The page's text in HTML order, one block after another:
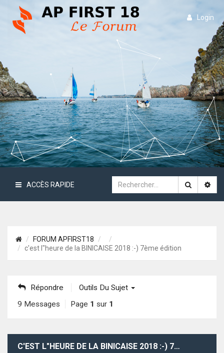
Login
ACCÈS RAPIDE
FORUM APFIRST18
c'est l"heure de la BINICAISE 2018 :-) 7ème édition
Répondre
Outils Du Sujet
9 Messages
Page 1 sur 1
C'EST L"HEURE DE LA BINICAISE 2018 :-) 7ÈME ÉDITION